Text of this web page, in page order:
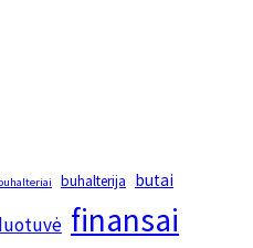
buhalterija butai
finansai